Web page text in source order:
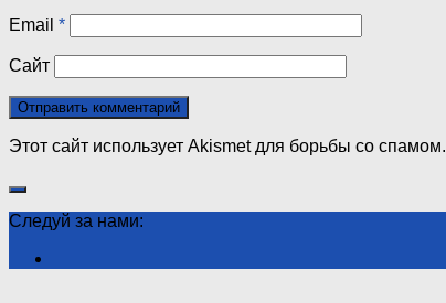
Email *
Сайт
Этот сайт использует Akismet для борьбы со спамом.
Следуй за нами: